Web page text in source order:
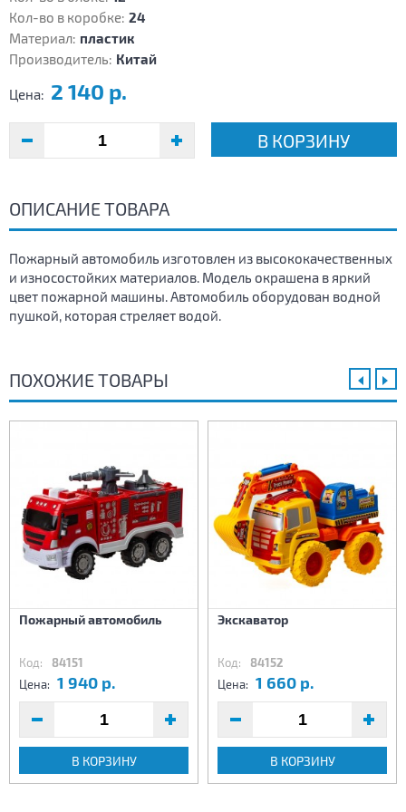
Кол-во в коробке: 24
Материал: пластик
Производитель: Китай
Цена: 2 140 р.
В КОРЗИНУ
ОПИСАНИЕ ТОВАРА
Пожарный автомобиль изготовлен из высококачественных
и износостойких материалов. Модель окрашена в яркий
цвет пожарной машины. Автомобиль оборудован водной
пушкой, которая стреляет водой.
ПОХОЖИЕ ТОВАРЫ
Пожарный автомобиль
Код: 84151
Цена: 1 940 р.
В КОРЗИНУ
Экскаватор
Код: 84152
Цена: 1 660 р.
В КОРЗИНУ